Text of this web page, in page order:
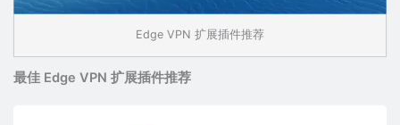
Edge VPN 扩展插件推荐
最佳 Edge VPN 扩展插件推荐